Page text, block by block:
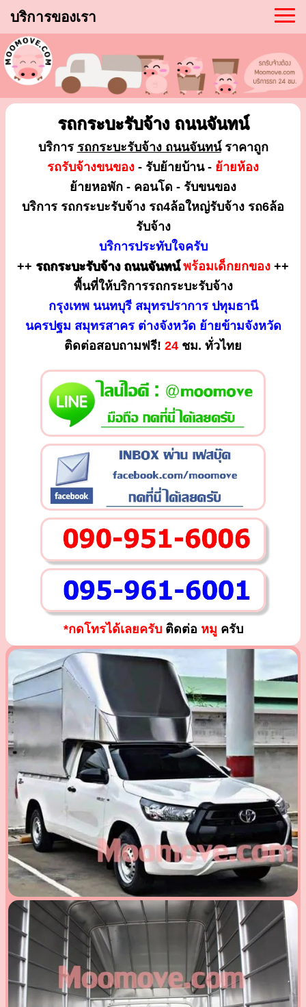
บริการของเรา
รถกระบะรับจ้าง ถนนจันทน์
บริการ รถกระบะรับจ้าง ถนนจันทน์ราคาถูก
รถรับจ้างขนของ - รับย้ายบ้าน - ย้ายห้อง
ย้ายหอพัก - คอนโด - รับขนของ
บริการ รถกระบะรับจ้าง รถ4ล้อใหญ่รับจ้าง รถ6ล้อ
รับจ้าง
บริการประทับใจครับ
++ รถกระบะรับจ้าง ถนนจันทน์พร้อมเด็กยกของ ++
พื้นที่ให้บริการรถกระบะรับจ้าง
กรุงเทพ นนทบุรี สมุทรปราการ ปทุมธานี
นครปฐม สมุทรสาคร ต่างจังหวัด ย้ายข้ามจังหวัด
ติดต่อสอบถามฟรี! 24 ชม. ทั่วไทย
*กดโทรได้เลยครับติดต่อ หมู ครับ